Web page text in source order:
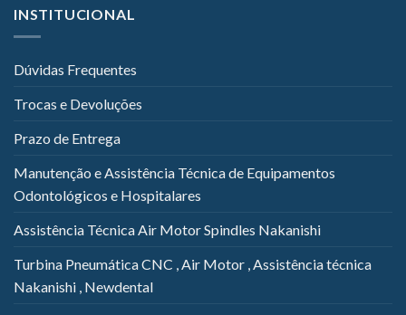
INSTITUCIONAL
Dúvidas Frequentes
Trocas e Devoluções
Prazo de Entrega
Manutenção e Assistência Técnica de Equipamentos
Odontológicos e Hospitalares
Assistência Técnica Air Motor Spindles Nakanishi
Turbina Pneumática CNC , Air Motor , Assistência técnica
Nakanishi , Newdental